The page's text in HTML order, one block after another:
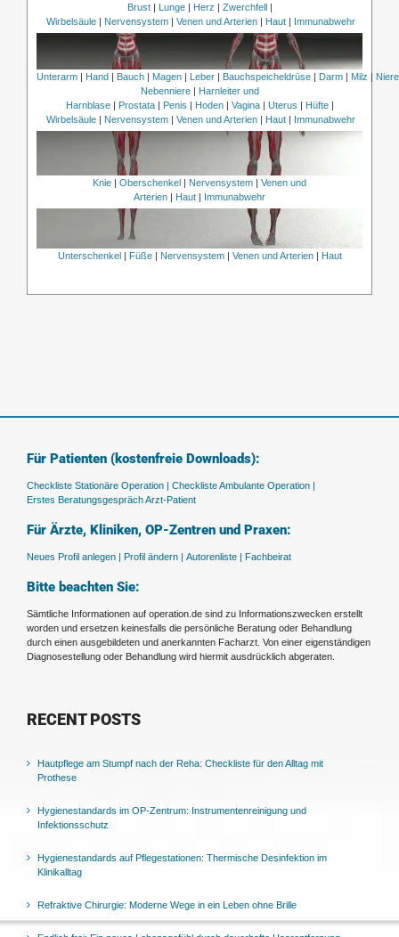
Brust| Lunge| Herz | Zwerchfell|
Wirbelsäule | Nervensystem | Venen und Arterien | Haut | Immunabwehr
Unterarm| Hand| Bauch| Magen| Leber| Bauchspeicheldrüse| Darm| Milz |
Nebenniere| Harnleiter und
Harnblase| Prostata| Penis | Hoden| Vagina| Uterus | Hüfte|
Wirbelsäule | Nervensystem | Venen und Arterien | Haut | Immunabwehr
Knie Oberschenkel Nervensystem
Venen und
Arterien
Haut Immunabwehr
Unterschenkel Füße| Nervensystem| Venen und Arterien| Haut
Für Patienten (kostenfreie Downloads):
Checkliste Stationäre Operation | Checkliste Ambulante Operation |
Erstes Beratungsgespräch Arzt-Patient
Für Ärzte, Kliniken, OP-Zentren und Praxen:
Neues Profil anlegen | Profil ändern | Autorenliste | Fachbeirat
Bitte beachten Sie:
Sämtliche Informationen auf operation.de sind zu Informationszwecken erstellt
worden und ersetzen keinesfalls die persönliche Beratung oder Behandlung
durch einen ausgebildeten und anerkannten Facharzt. Von einer eigenständigen
Diagnosestellung oder Behandlung wird hiermit ausdrücklich abgeraten.
RECENT POSTS
Hautpflege am Stumpf nach der Reha: Checkliste für den Alltag mit
Prothese
Hygienestandards im OP-Zentrum: Instrumentenreinigung und
Infektionsschutz
Hygienestandards auf Pflegestationen: Thermische Desinfektion im
Klinikalltag
Refraktive Chirurgie: Moderne Wege in ein Leben ohne Brille